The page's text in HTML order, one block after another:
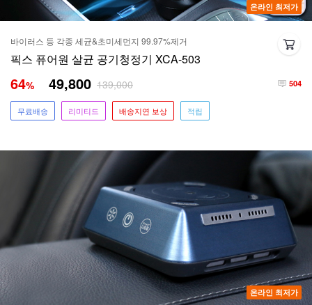
온라인 최저가
바이러스 등 각종 세균&초미세먼지 99.97%제거
픽스 퓨어원 살균 공기청정기 XCA-503
504
64% 49,800 139,000
무료배송 리미티드 배송지연 보상 적립
온라인 최저가